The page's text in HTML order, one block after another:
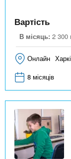
Вартість
В місяць: 2 300
Онлайн
8 місяців